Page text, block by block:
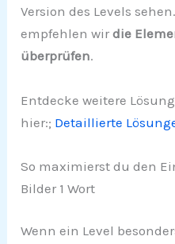
Version des Levels
empfehlen wirdie
überprüfen.
Entdecke weitere
hier:; Detaillierte
So maximierst du den
Bilder 1 Wort
Wenn ein Level